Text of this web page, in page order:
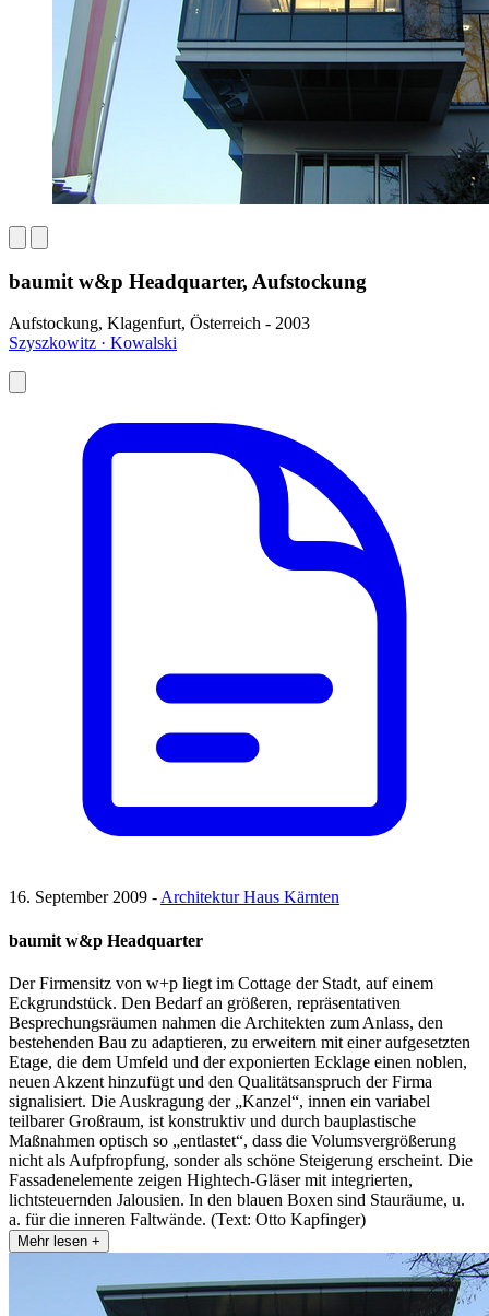
baumit w&p Headquarter, Aufstockung
Aufstockung, Klagenfurt, Österreich - 2003
Szyszkowitz · Kowalski
16. September 2009 -Architektur Haus Kärnten
baumit w&p Headquarter
Der Firmensitz von w+p liegt im Cottage der Stadt, auf einem
Eckgrundstück. Den Bedarf an größeren, repräsentativen
Besprechungsräumen nahmen die Architekten zum Anlass, den
bestehenden Bau zu adaptieren, zu erweitern mit einer aufgesetzten
Etage, die dem Umfeld und der exponierten Ecklage einen noblen,
neuen Akzent hinzufügt und den Qualitätsanspruch der Firma
signalisiert. Die Auskragung der „Kanzel“, innen ein variabel
teilbarer Großraum, ist konstruktiv und durch bauplastische
Maßnahmen optisch so „entlastet“, dass die Volumsvergrößerung
nicht als Aufpfropfung, sonder als schöne Steigerung erscheint. Die
Fassadenelemente zeigen Hightech-Gläser mit integrierten,
lichtsteuernden Jalousien. In den blauen Boxen sind Stauräume, u.
a. für die inneren Faltwände. (Text: Otto Kapfinger)
Mehr lesen +